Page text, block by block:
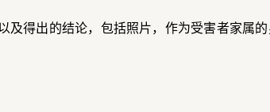
及得出的结论，包括照片，作为受害者家属